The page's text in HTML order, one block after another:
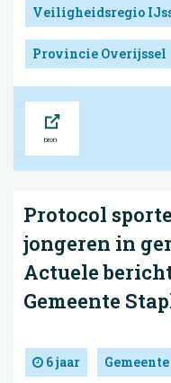
Veiligheidsregio
Provincie Overijssel
Protocol
jongeren in
Actuele
Gemeente
6 jaar Gemeente